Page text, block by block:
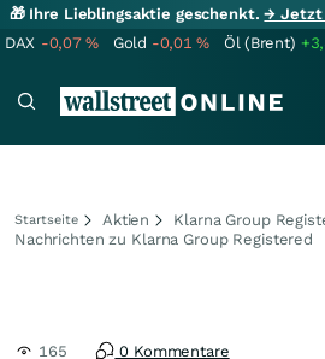
🎁 Ihre Lieblingsaktie geschenkt.→ Jetzt
DAX -0,07% Gold -0,01% Öl (Brent)
Startseite Aktien
Klarna Group
Nachrichten zu Klarna Group Registered
165 0 Kommentare